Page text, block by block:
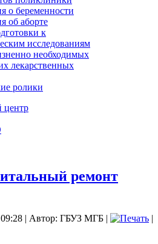
о беременности
об аборте
к
исследованиям
необходимых
лекарственных
ролики
центр
ремонт
| Автор: ГБУЗ МГБ |
|